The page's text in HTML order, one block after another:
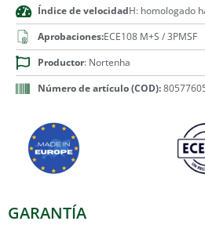
Índice de velocidadH: homologado
Aprobaciones:ECE108 M+S / 3PMSF
Productor: Nortenha
Número de artículo (COD):
GARANTÍA